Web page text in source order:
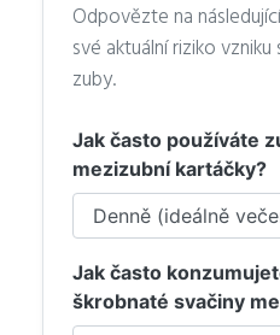
Odpovězte na
své aktuální riziko
zuby.
Jak často používáte
mezizubní kartáčky?
Jak často
škrobnaté svačiny